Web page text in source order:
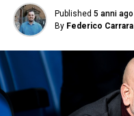
Published 5 anni ago
By Federico Carrara